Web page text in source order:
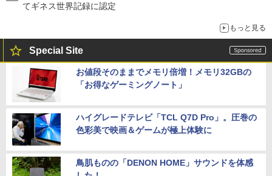
てギネス世界記録に認定
もっと見る
Special Site
お値段そのままでメモリ倍増！メモリ32GBの
「お得なゲーミングノート」
ハイグレードテレビ「TCL Q7D Pro」。圧巻の
色彩美で映画＆ゲームが極上体験に
鳥肌ものの「DENON HOME」サウンドを体感